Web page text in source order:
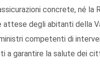
concrete, né la
degli abitanti della
competenti di
a garantire la salute dei